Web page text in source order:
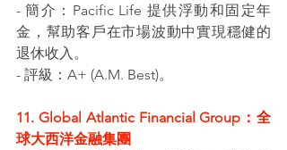
- 簡介：Pacific Life 提供浮動和固定年
金，幫助客戶在市場波動中實現穩健的
退休收入。
- 評級：A+ (A.M. Best)。
11. Global Atlantic Financial Group：全
球大西洋金融集團